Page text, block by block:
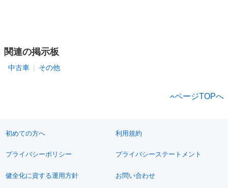
関連の掲示板
中古車 その他
ページTOPへ
初めての方へ 利用規約
プライバシーポリシー プライバシーステートメント
健全化に資する運用方針 お問い合わせ